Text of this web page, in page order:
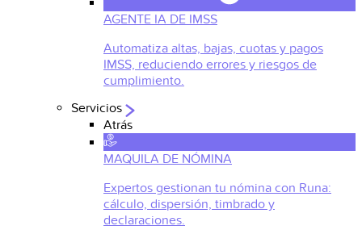
AGENTE IA DE IMSS
Automatiza altas, bajas, cuotas y pagos
IMSS, reduciendo errores y riesgos de
cumplimiento.
Servicios
Atrás
MAQUILA DE NÓMINA
Expertos gestionan tu nómina con Runa:
cálculo, dispersión, timbrado y
declaraciones.